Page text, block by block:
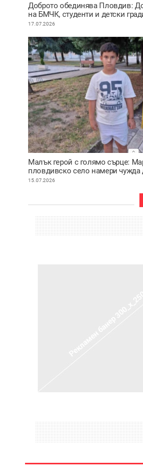
Доброто обединява Пловдив:
на БМЧК, студенти и детски
осигуриха нова апаратура за
17.07.2026
Малък герой с голямо сърце:
пловдивско село намери чужда
карта и веднага я върна
15.07.2026